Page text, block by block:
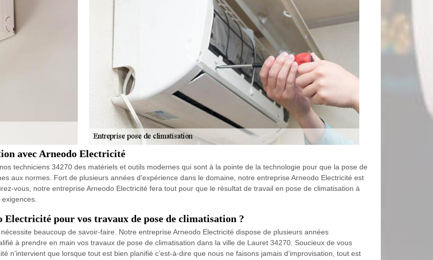
avec Arneodo Electricité
techniciens 34270 des matériels et outils modernes qui sont à la pointe de la technologie pour que la pose de
aux normes. Fort de plusieurs années d’expérience dans le domaine, notre entreprise Arneodo Electricité est
vous, notre entreprise Arneodo Electricité fera tout pour que le résultat de travail en pose de climatisation à
Electricité pour vos travaux de pose de climatisation ?
beaucoup de savoir-faire. Notre entreprise Arneodo Electricité dispose de plusieurs années
à prendre en main vos travaux de pose de climatisation dans la ville de Lauret 34270. Soucieux de vous
n’intervient que lorsque tout est bien planifié c’est-à-dire que nous ne faisons jamais d’improvisation, tout est